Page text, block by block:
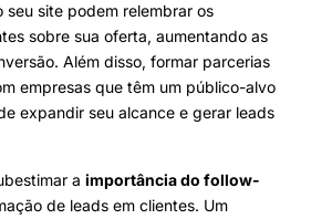
seu site podem relembrar os
sobre sua oferta, aumentando as
Além disso, formar parcerias
empresas que têm um público-alvo
expandir seu alcance e gerar leads
a importância do follow-
de leads em clientes. Um